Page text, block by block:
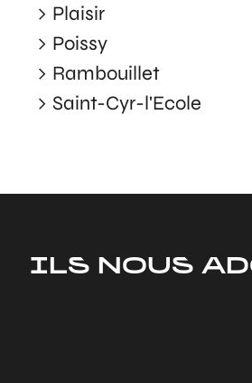
Plaisir
Poissy
Rambouillet
Saint-Cyr-l'Ecole
ILS NOUS